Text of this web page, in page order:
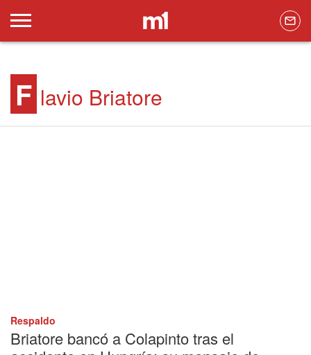
F lavio Briatore
Respaldo
Briatore bancó a Colapinto tras el